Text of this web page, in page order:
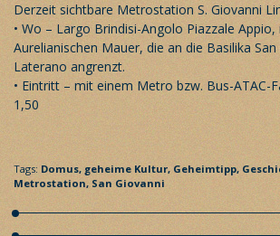
Derzeit sichtbare Metrostation S. Giovanni
• Wo – Largo Brindisi-Angolo Piazzale
Aurelianischen Mauer, die an die Basilika San
Laterano angrenzt.
• Eintritt – mit einem Metro bzw. Bus-ATAC-
1,50
Tags: Domus, geheime Kultur, Geheimtipp,
Metrostation, San Giovanni